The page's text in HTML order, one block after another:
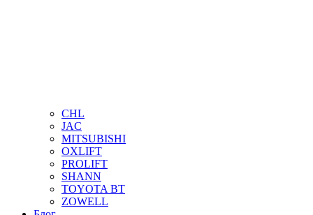
CHL
JAC
MITSUBISHI
OXLIFT
PROLIFT
SHANN
TOYOTA BT
ZOWELL